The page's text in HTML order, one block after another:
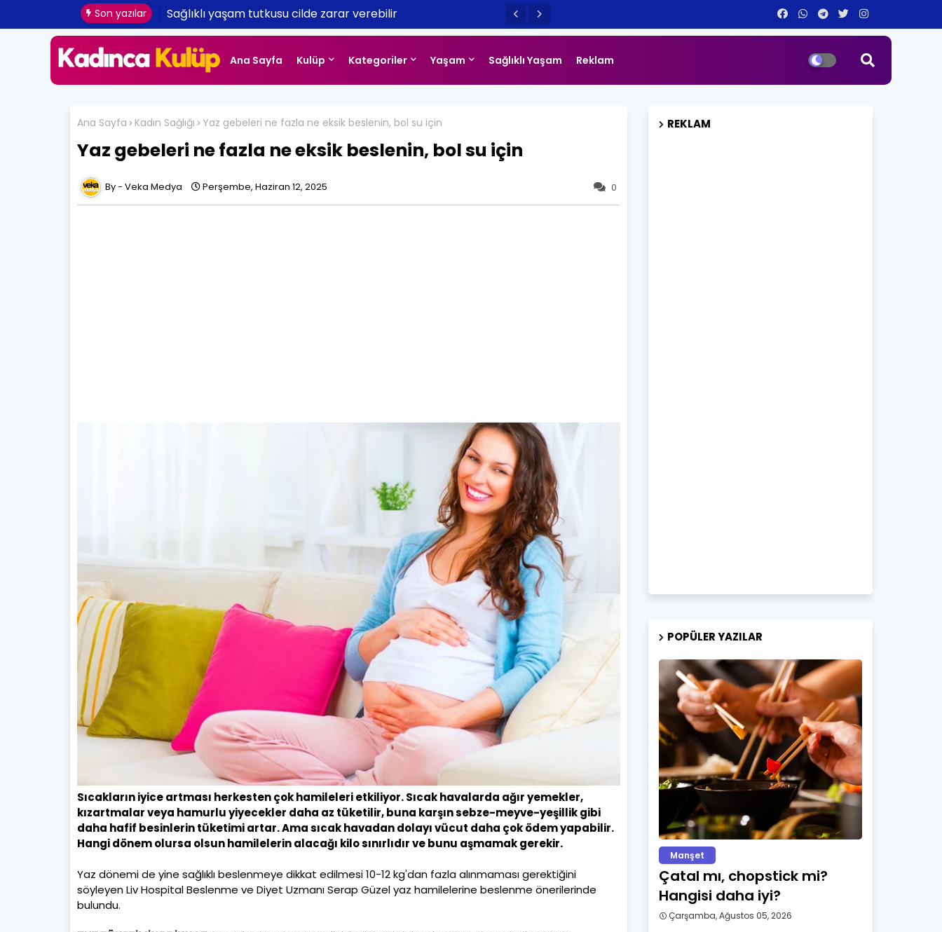
Son yazılar Sağlıklı yaşam tutkusu cilde zarar verebilir
Dansöz Kiralama ile Unutulmaz Eğlencelerinizin Yıldızını Seçin
Ana Sayfa Kulüp Kategoriler Yaşam Sağlıklı Yaşam Reklam
Ana Sayfa Kadın Sağlığı Yaz gebeleri ne fazla ne eksik beslenin, bol su için
Yaz gebeleri ne fazla ne eksik beslenin, bol su için
0
Veka Medya Perşembe, Haziran 12, 2025
Sıcakların iyice artması herkesten çok hamileleri etkiliyor. Sıcak havalarda ağır yemekler,
kızartmalar veya hamurlu yiyecekler daha az tüketilir, buna karşın sebze-meyve-yeşillik gibi
daha hafif besinlerin tüketimi artar. Ama sıcak havadan dolayı vücut daha çok ödem yapabilir.
Hangi dönem olursa olsun hamilelerin alacağı kilo sınırlıdır ve bunu aşmamak gerekir.
Yaz dönemi de yine sağlıklı beslenmeye dikkat edilmesi 10-12 kg'dan fazla alınmaması gerektiğini
söyleyen Liv Hospital Beslenme ve Diyet Uzmanı Serap Güzel yaz hamilelerine beslenme önerilerinde
bulundu.
REKLAM
POPÜLER YAZILAR
Manşet
Çatal mı, chopstick mi?
Hangisi daha iyi?
Çarşamba, Ağustos 05, 2026